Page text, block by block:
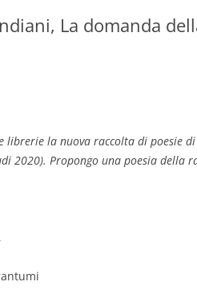
La domanda
librerie la nuova raccolta di poesie
2020). Propongo una poesia della